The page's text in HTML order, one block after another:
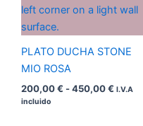
PLATO DUCHA STONE
MIO ROSA
200,00€ -450,00€
hasta
I.V.A
incluido